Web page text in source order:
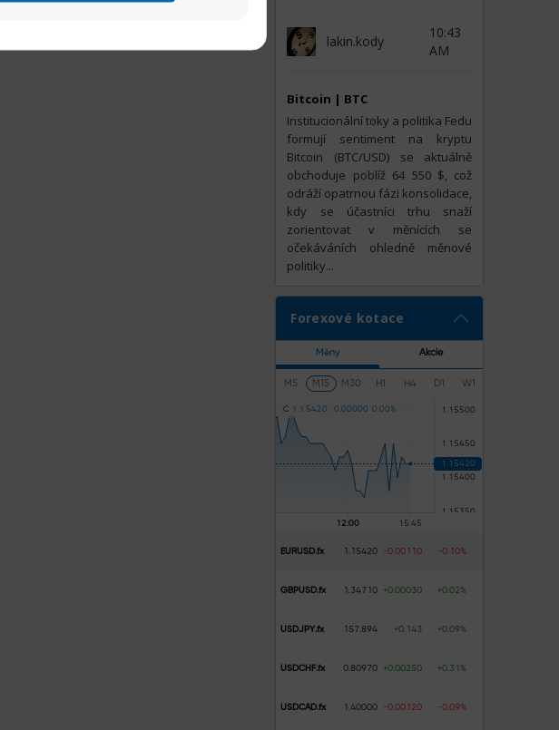
lakin.kody
10:43
AM
Bitcoin | BTC
Institucionální toky a politika Fedu
formují sentiment na kryptu
Bitcoin (BTC/USD) se aktuálně
obchoduje poblíž 64 550 $, což
odráží opatrnou fázi konsolidace,
kdy se účastníci trhu snaží
zorientovat v měnících se
očekáváních ohledně měnové
politiky...
Forexové kotace
Měny Akcie
M5 M15 M30 H1 H4 D1 W1
C 1 .1 542 0 0 .00000 0 .00 %
EURUSD.fx 1.15420 -0.00110 -0.10%
GBPUSD.fx 1.34710 +0.00030 +0.02%
USDJPY.fx 157.894 +0.143 +0.09%
USDCHF.fx 0.80970 +0.00250 +0.31%
USDCAD.fx 1.40000 -0.00120 -0.09%